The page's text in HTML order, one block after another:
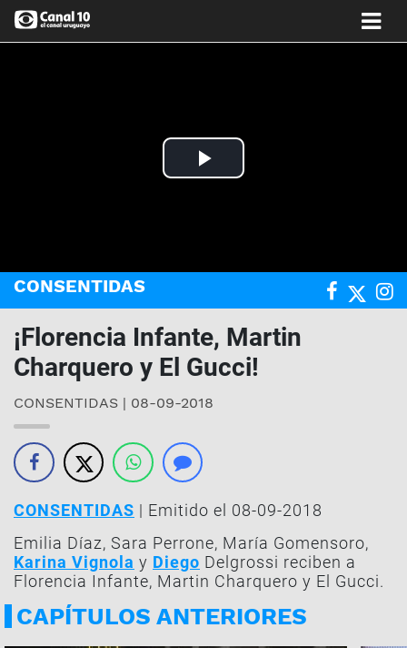
Play
CONSENTIDAS
¡Florencia Infante, Martin
Charquero y El Gucci!
CONSENTIDAS | 08-09-2018
CONSENTIDAS | Emitido el 08-09-2018
Emilia Díaz, Sara Perrone, María Gomensoro,
Karina Vignola y Diego Delgrossi reciben a
Florencia Infante, Martin Charquero y El Gucci.
CAPÍTULOS ANTERIORES